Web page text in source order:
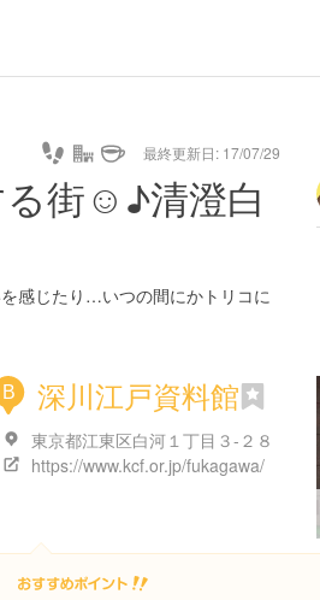
最終更新日: 17/07/29
る街☺︎♪清澄白
感じたり…いつの間にかトリコに
B 深川江戸資料館
東京都江東区白河１丁目３-２８
https://www.kcf.or.jp/fukagawa/